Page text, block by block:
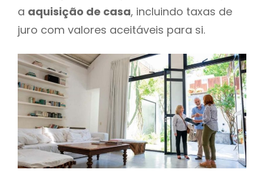
a aquisição de casa, incluindo taxas de
juro com valores aceitáveis para si.